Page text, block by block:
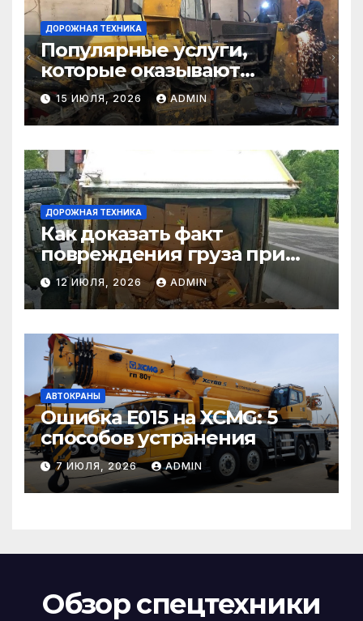
ДОРОЖНАЯ ТЕХНИКА
Популярные услуги,
которые оказывают
самосвалы в строительстве
и логистике
15 ИЮЛЯ, 2026 ADMIN
ДОРОЖНАЯ ТЕХНИКА
Как доказать факт
повреждения груза при
страховом случае
12 ИЮЛЯ, 2026 ADMIN
АВТОКРАНЫ
Ошибка E015 на XCMG: 5
способов устранения
7 ИЮЛЯ, 2026 ADMIN
Обзор спецтехники